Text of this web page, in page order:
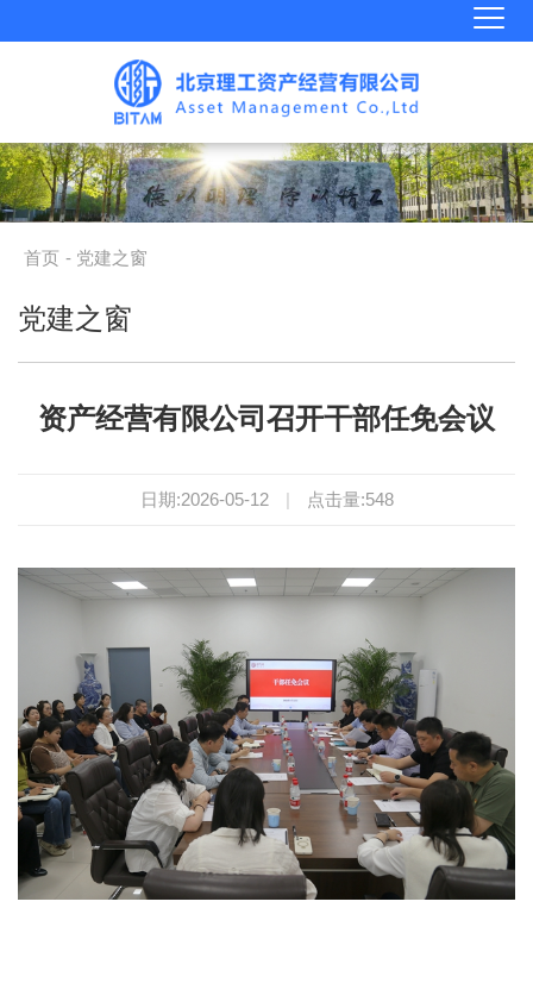
首页 - 党建之窗
党建之窗
资产经营有限公司召开干部任免会议
日期:2026-05-12 | 点击量:548